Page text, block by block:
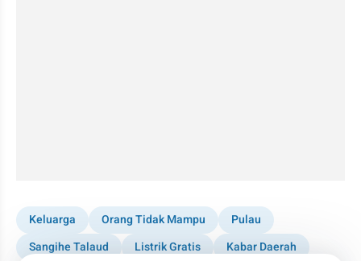
Keluarga Orang Tidak Mampu
Pulau
Sangihe Talaud
Listrik Gratis Kabar Daerah